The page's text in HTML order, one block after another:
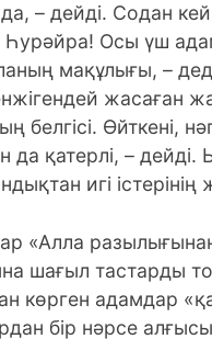
– дейді. Содан
Һурәйра! Осы үш
мақұлығы, –
жасаған
белгісі. Өйткені,
да қатерлі, –
игі
разылығынан
шағыл тастарды
көрген адамдар
бір нәрсе